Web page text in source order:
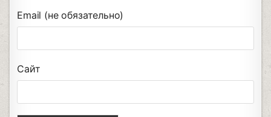
Email (не обязательно)
Сайт